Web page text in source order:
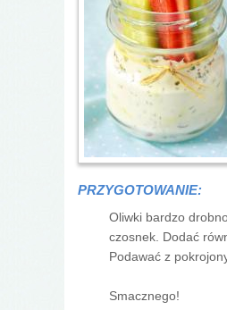
PRZYGOTOWANIE:
Oliwki bardzo
czosnek. Dodać
Podawać z
Smacznego!